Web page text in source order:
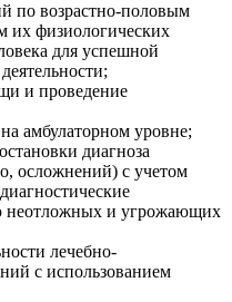
по возрастно-половым
их физиологических
для успешной
и проведение
амбулаторном уровне;
диагноза
осложнений) с учетом
неотложных и угрожающих
лечебно-
с использованием